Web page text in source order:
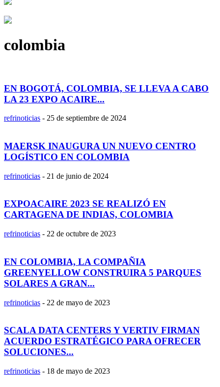
colombia
EN BOGOTÁ, COLOMBIA, SE LLEVA A CABO
LA 23 EXPO ACAIRE...
refrinoticias - 25 de septiembre de 2024
MAERSK INAUGURA UN NUEVO CENTRO
LOGÍSTICO EN COLOMBIA
refrinoticias - 21 de junio de 2024
EXPOACAIRE 2023 SE REALIZÓ EN
CARTAGENA DE INDIAS, COLOMBIA
refrinoticias - 22 de octubre de 2023
EN COLOMBIA, LA COMPAÑIA
GREENYELLOW CONSTRUIRA 5 PARQUES
SOLARES A GRAN...
refrinoticias - 22 de mayo de 2023
SCALA DATA CENTERS Y VERTIV FIRMAN
ACUERDO ESTRATÉGICO PARA OFRECER
SOLUCIONES...
refrinoticias - 18 de mayo de 2023